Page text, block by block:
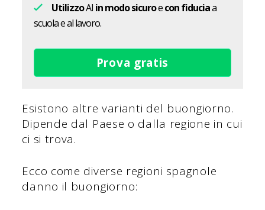
UtilizzoAI in modo sicuroecon fiduciaa
scuola e al lavoro.
Prova gratis
Esistono altre varianti del buongiorno.
Dipende dal Paese o dalla regione in cui
ci si trova.
Ecco come diverse regioni spagnole
danno il buongiorno: